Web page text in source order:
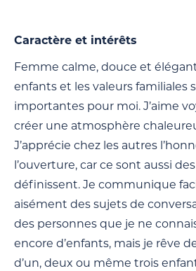
Caractère et intérêts
Femme calme, douce et
enfants et les valeurs familiales
importantes pour moi. J’aime
créer une atmosphère
J’apprécie chez les autres
l’ouverture, car ce sont aussi
définissent. Je communique
aisément des sujets de
des personnes que je ne connais
encore d’enfants, mais je rêve
d’un, deux ou même trois